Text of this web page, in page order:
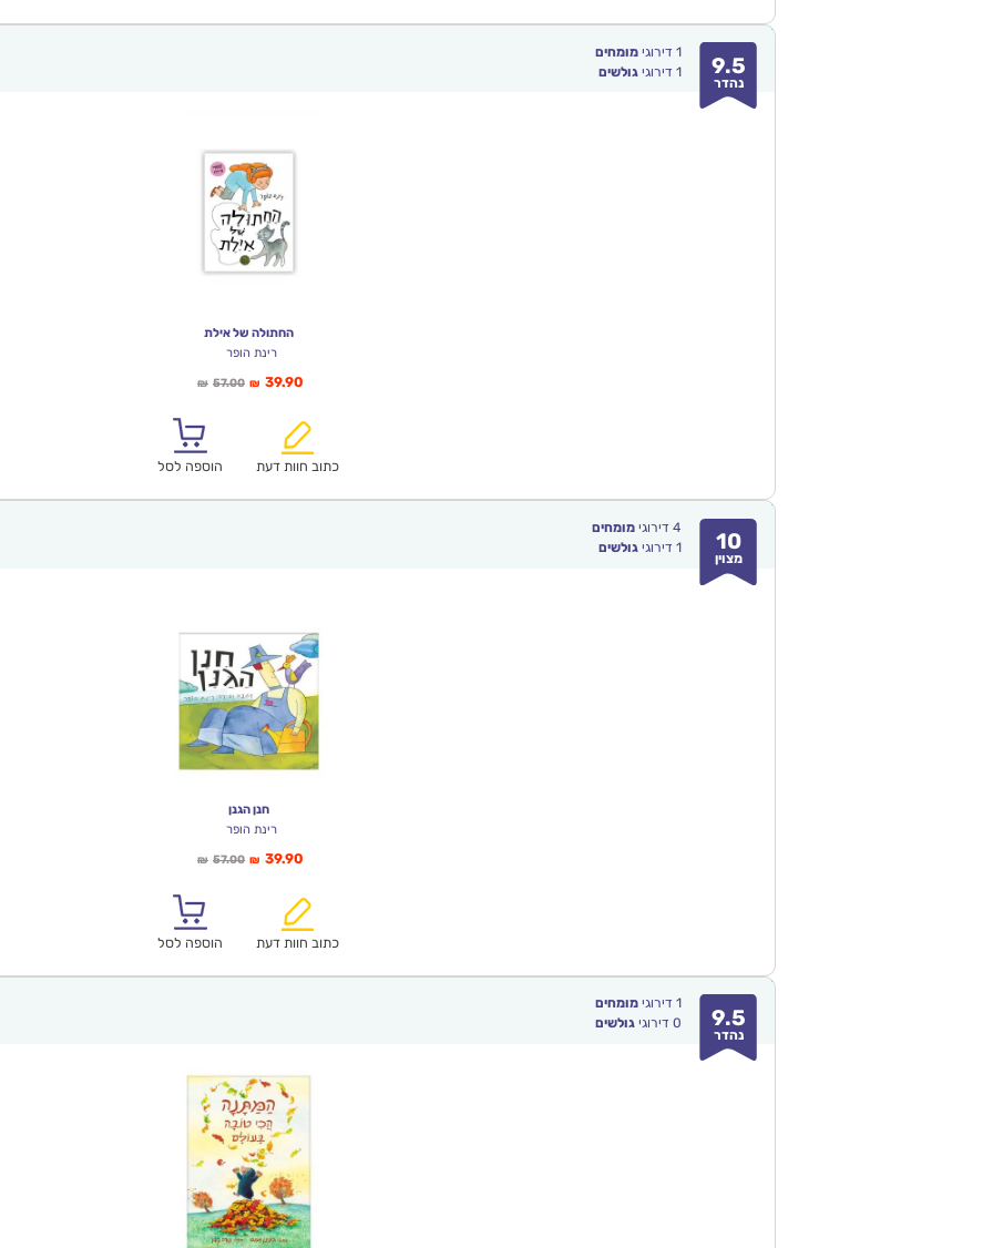
9.5
נהדר
1 דירוגימומחים
1 דירוגיגולשים
החתולה של אילת
רינת הופר
₪ 57.00המחיר
₪57.00.
₪ 39.90
הוא:
כתוב חוות דעת
הוספה לסל
10
מצוין
4 דירוגימומחים
1 דירוגיגולשים
חנן הגנן
רינת הופר
₪ 57.00המחיר
₪57.00.
₪ 39.90
הוא:
כתוב חוות דעת
הוספה לסל
9.5
נהדר
1 דירוגימומחים
0 דירוגיגולשים